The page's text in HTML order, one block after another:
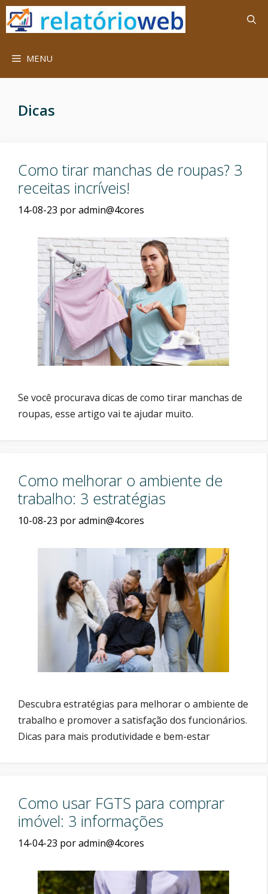
Saltar
para
conteúdo
MENU
Dicas
Como tirar manchas de roupas? 3
receitas incríveis!
14-08-23 poradmin@4cores
Se você procurava dicas de como tirar manchas de
roupas, esse artigo vai te ajudar muito.
Como melhorar o ambiente de
trabalho: 3 estratégias
10-08-23 poradmin@4cores
Descubra estratégias para melhorar o ambiente de
trabalho e promover a satisfação dos funcionários.
Dicas para mais produtividade e bem-estar
Como usar FGTS para comprar
imóvel: 3 informações
14-04-23 poradmin@4cores